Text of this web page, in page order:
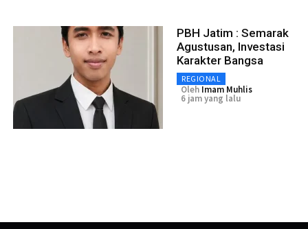
PBH Jatim : Semarak
Agustusan, Investasi
Karakter Bangsa
REGIONAL
Oleh Imam Muhlis
6 jam yang lalu